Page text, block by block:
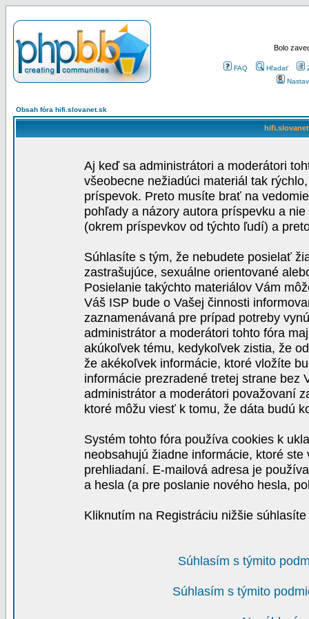
Bolo
FAQ Hľadať
Obsah fóra hifi.slovanet.sk
Aj keď sa administrátori a moderátori
všeobecne nežiadúci materiál tak
príspevok. Preto musíte brať na
pohľady a názory autora príspevku a
(okrem príspevkov od týchto ľudí) a
Súhlasíte s tým, že nebudete posielať
zastrašujúce, sexuálne orientované
Posielanie takýchto materiálov Vám
Váš ISP bude o Vašej činnosti
zaznamenávaná pre prípad potreby
administrátor a moderátori tohto fóra
akúkoľvek tému, kedykoľvek zistia, že
že akékoľvek informácie, ktoré vložíte
informácie prezradené tretej strane bez
administrátor a moderátori považovaní
ktoré môžu viesť k tomu, že dáta budú
Systém tohto fóra používa cookies k
neobsahujú žiadne informácie, ktoré
prehliadaní. E-mailová adresa je
a hesla (a pre poslanie nového hesla,
Kliknutím na Registráciu nižšie
Súhlasím s týmito
Súhlasím s týmito